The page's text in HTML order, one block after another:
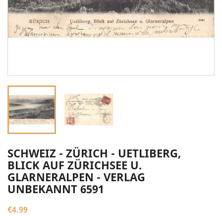
SCHWEIZ - ZÜRICH - UETLIBERG,
BLICK AUF ZÜRICHSEE U.
GLARNERALPEN - VERLAG
UNBEKANNT 6591
€4.99